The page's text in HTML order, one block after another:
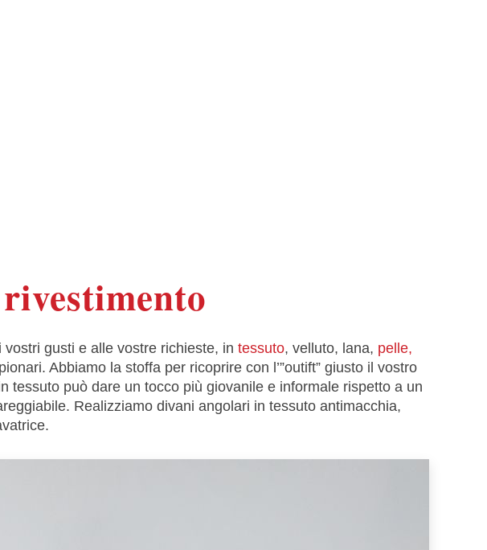
gusti e alle vostre richieste, in tessuto, velluto, lana, pelle,
Abbiamo la stoffa per ricoprire con l’”outift” giusto il vostro
può dare un tocco più giovanile e informale rispetto a un
Realizziamo divani angolari in tessuto antimacchia,